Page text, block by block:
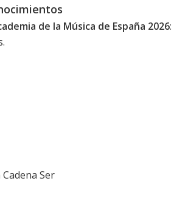
de la Música de España 2026:
Ser